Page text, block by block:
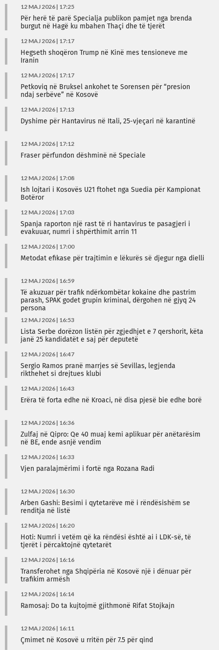
12 MAJ 2026 | 17:25
Për herë të parë Specialja publikon pamjet nga brenda
burgut në Hagë ku mbahen Thaçi dhe të tjerët
12 MAJ 2026 | 17:17
Hegseth shoqëron Trump në Kinë mes tensioneve me
Iranin
12 MAJ 2026 | 17:17
Petkoviq në Bruksel ankohet te Sorensen për “presion
ndaj serbëve” në Kosovë
12 MAJ 2026 | 17:13
Dyshime për Hantavirus në Itali, 25-vjeçari në karantinë
12 MAJ 2026 | 17:12
Fraser përfundon dëshminë në Speciale
12 MAJ 2026 | 17:08
Ish lojtari i Kosovës U21 ftohet nga Suedia për Kampionat
Botëror
12 MAJ 2026 | 17:03
Spanja raporton një rast të ri hantavirus te pasagjeri i
evakuuar, numri i shpërthimit arrin 11
12 MAJ 2026 | 17:00
Metodat efikase për trajtimin e lëkurës së djegur nga dielli
12 MAJ 2026 | 16:59
Të akuzuar për trafik ndërkombëtar kokaine dhe pastrim
parash, SPAK godet grupin kriminal, dërgohen në gjyq 24
persona
12 MAJ 2026 | 16:53
Lista Serbe dorëzon listën për zgjedhjet e 7 qershorit, këta
janë 25 kandidatët e saj për deputetë
12 MAJ 2026 | 16:47
Sergio Ramos pranë marrjes së Sevillas, legjenda
rikthehet si drejtues klubi
12 MAJ 2026 | 16:43
Erëra të forta edhe në Kroaci, në disa pjesë bie edhe borë
12 MAJ 2026 | 16:36
Zulfaj në Qipro: Qe 40 muaj kemi aplikuar për anëtarësim
në BE, ende asnjë vendim
12 MAJ 2026 | 16:33
Vjen paralajmërimi i fortë nga Rozana Radi
12 MAJ 2026 | 16:30
Arben Gashi: Besimi i qytetarëve më i rëndësishëm se
renditja në listë
12 MAJ 2026 | 16:20
Hoti: Numri i vetëm që ka rëndësi është ai i LDK-së, të
tjerët i përcaktojnë qytetarët
12 MAJ 2026 | 16:16
Transferohet nga Shqipëria në Kosovë një i dënuar për
trafikim armësh
12 MAJ 2026 | 16:14
Ramosaj: Do ta kujtojmë gjithmonë Rifat Stojkajn
12 MAJ 2026 | 16:11
Çmimet në Kosovë u rritën për 7.5 për qind